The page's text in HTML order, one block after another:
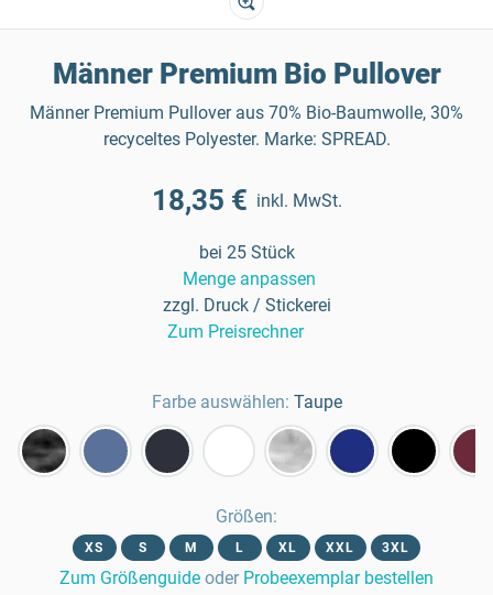
Männer Premium Bio Pullover
Männer Premium Pullover aus 70% Bio-Baumwolle, 30%
recyceltes Polyester. Marke: SPREAD.
18,35 € inkl. MwSt.
bei 25 Stück
Menge anpassen
zzgl. Druck / Stickerei
Zum Preisrechner
Farbe auswählen: Taupe
Größen:
XS S M L XL XXL 3XL
Zum Größenguide oder Probeexemplar bestellen